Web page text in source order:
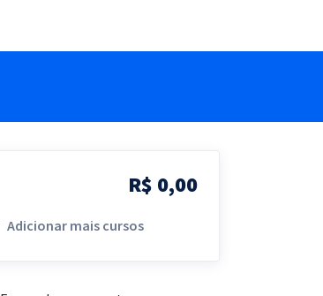
R$ 0,00
Adicionar mais cursos